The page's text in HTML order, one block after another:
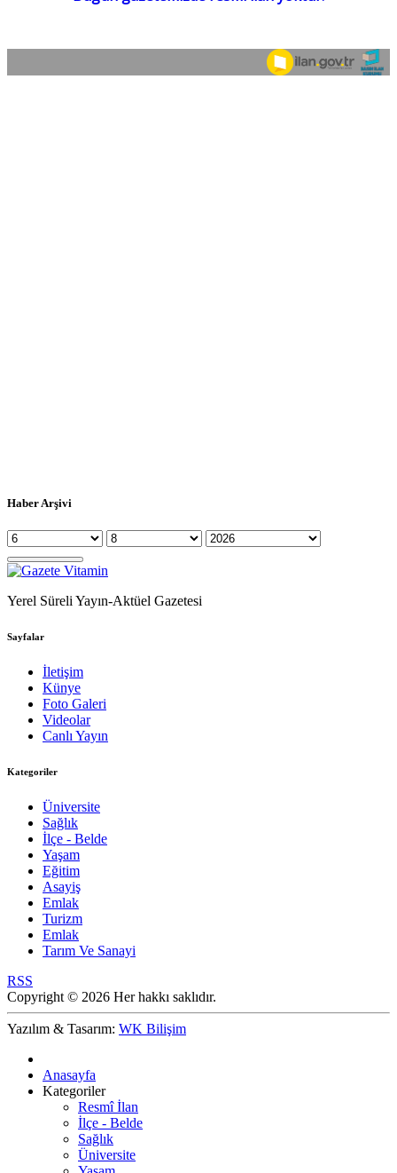
Haber Arşivi
Yerel Süreli Yayın-Aktüel Gazetesi
Sayfalar
İletişim
Künye
Foto Galeri
Videolar
Canlı Yayın
Kategoriler
Üniversite
Sağlık
İlçe - Belde
Yaşam
Eğitim
Asayiş
Emlak
Turizm
Emlak
Tarım Ve Sanayi
RSS
Copyright © 2026 Her hakkı saklıdır.
Yazılım & Tasarım: WK Bilişim
Anasayfa
Kategoriler
Resmî İlan
İlçe - Belde
Sağlık
Üniversite